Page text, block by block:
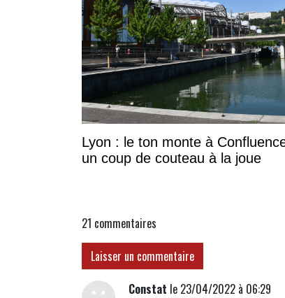
Lyon : le ton monte à
un coup de couteau à la joue
21 commentaires
Laisser un commentaire
Constat le 23/04/2022 à 06:29